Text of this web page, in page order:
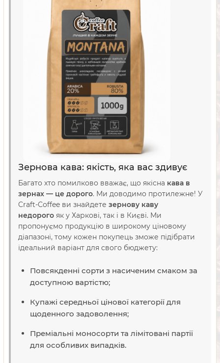
Зернова кава: якість, яка вас здивує
Багато хто помилково вважає, що якісна кава в
зернах — це дорого. Ми доводимо протилежне! У
Craft-Coffee ви знайдете зернову каву
недорого як у Харкові, так і в Києві. Ми
пропонуємо продукцію в широкому ціновому
діапазоні, тому кожен покупець зможе підібрати
ідеальний варіант для свого бюджету:
Повсякденні сорти з насиченим смаком за
доступною вартістю;
Купажі середньої цінової категорії для
щоденного задоволення;
Преміальні моносорти та лімітовані партії
для особливих випадків.